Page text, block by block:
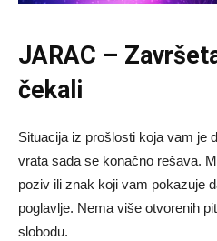
JARAC –
čekali
Situacija iz prošlosti koja vam je
vrata sada se konačno rešava.
poziv ili znak koji vam pokazuje
poglavlje. Nema više otvorenih
slobodu.